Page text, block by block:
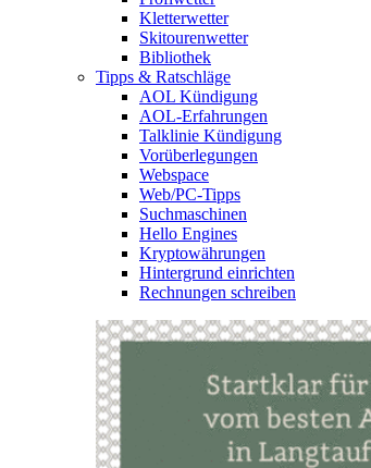
Kletterwetter
Skitourenwetter
Bibliothek
Tipps & Ratschläge
AOL Kündigung
AOL-Erfahrungen
Talklinie Kündigung
Vorüberlegungen
Webspace
Web/PC-Tipps
Suchmaschinen
Hello Engines
Kryptowährungen
Hintergrund einrichten
Rechnungen schreiben